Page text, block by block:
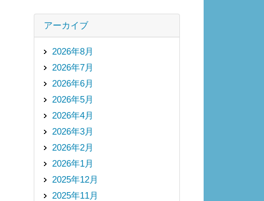
アーカイブ
2026年8月
2026年7月
2026年6月
2026年5月
2026年4月
2026年3月
2026年2月
2026年1月
2025年12月
2025年11月